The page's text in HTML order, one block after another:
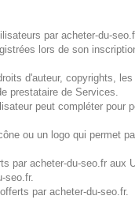
par acheter-du-
lors de son
d'auteur, copyrights,
prestataire de Services.
peut compléter
ou un logo qui permet
acheter-du-seo.fr
seo.fr.
par acheter-du-seo.fr.